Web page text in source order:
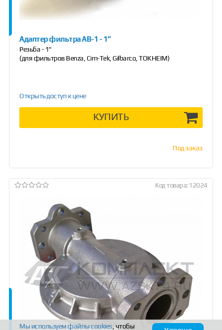
Адаптер фильтра АВ-1 - 1”
Резьба - 1"
(для фильтров Benza, Cim-Tek, Gilbarco, TOKHEIM)
Открыть доступ к цене
КУПИТЬ
Под заказ
Код товара: 12024
Мы используем файлыcookies , чтобы